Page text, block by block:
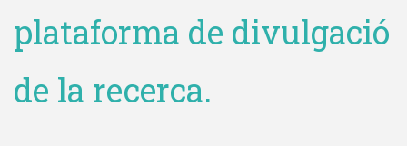
plataforma de divulgació
de la recerca.